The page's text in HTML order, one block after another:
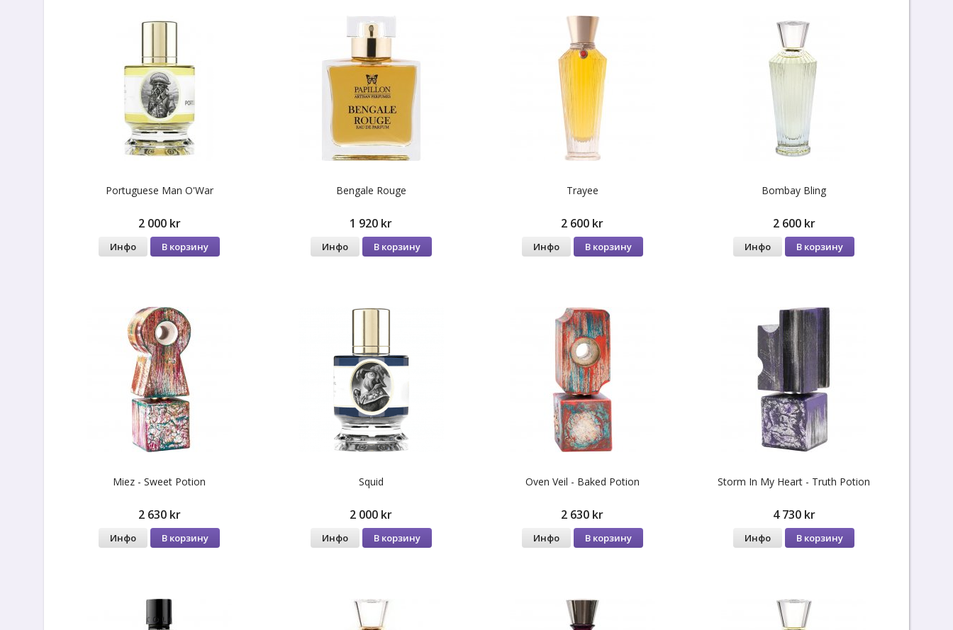
Portuguese Man O'War
2 000 kr
Инфо В корзину
Bengale Rouge
1 920 kr
Инфо В корзину
Trayee
2 600 kr
Инфо В корзину
Bombay Bling
2 600 kr
Инфо В корзину
Miez - Sweet Potion
2 630 kr
Инфо В корзину
Squid
2 000 kr
Инфо В корзину
Oven Veil - Baked Potion
2 630 kr
Инфо В корзину
Storm In My Heart - Truth Potion
4 730 kr
Инфо В корзину